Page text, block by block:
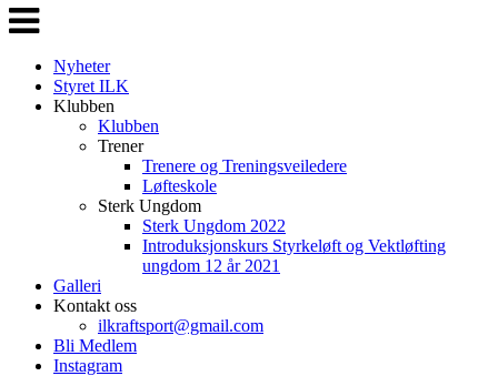
Veksle
navigasjon
Nyheter
Styret ILK
Klubben
Klubben
Trener
Trenere og Treningsveiledere
Løfteskole
Sterk Ungdom
Sterk Ungdom 2022
Introduksjonskurs Styrkeløft og Vektløfting
ungdom 12 år 2021
Galleri
Kontakt oss
ilkraftsport@gmail.com
Bli Medlem
Instagram